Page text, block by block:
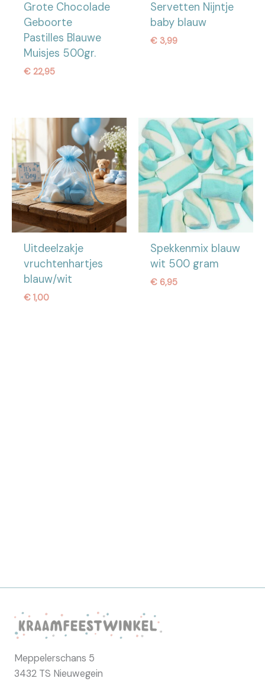
Grote Chocolade
Geboorte
Pastilles Blauwe
Muisjes 500gr.
€22,95
Servetten Nijntje
baby blauw
€3,99
Uitdeelzakje
vruchtenhartjes
blauw/wit
€1,00
Spekkenmix blauw
wit 500 gram
€6,95
Meppelerschans 5
3432 TS Nieuwegein